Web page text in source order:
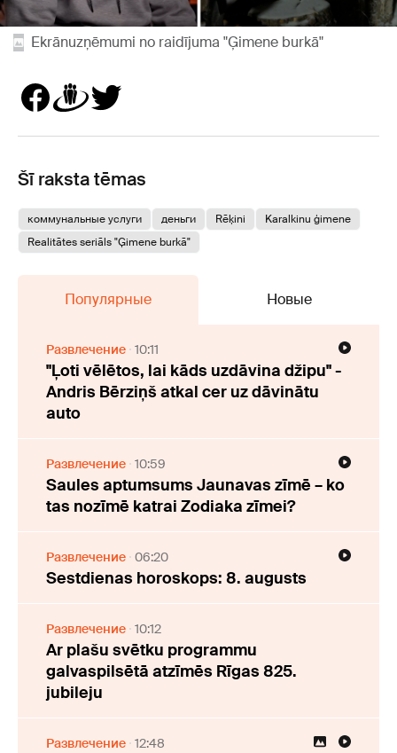
Ekrānuzņēmumi no raidījuma "Ģimene burkā"
Šī raksta tēmas
коммунальные услуги деньги Rēķini
Karalkinu ģimene
Realitātes seriāls "Ģimene burkā"
Популярные Новые
Развлечение 10:11
"Ļoti vēlētos, lai kāds uzdāvina džipu" -
Andris Bērziņš atkal cer uz dāvinātu
auto
Развлечение 10:59
Saules aptumsums Jaunavas zīmē – ko
tas nozīmē katrai Zodiaka zīmei?
Развлечение 06:20
Sestdienas horoskops: 8. augusts
Развлечение 10:12
Ar plašu svētku programmu
galvaspilsētā atzīmēs Rīgas 825.
jubileju
Развлечение 12:48